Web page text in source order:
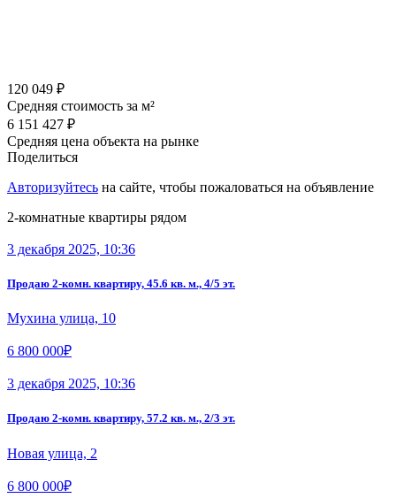
120 049 ₽
Средняя стоимость за м²
6 151 427 ₽
Средняя цена объекта на рынке
Поделиться
Авторизуйтесь на сайте, чтобы пожаловаться на объявление
2-комнатные квартиры рядом
3 декабря 2025, 10:36
Продаю 2-комн. квартиру, 45.6 кв. м., 4/5 эт.
Мухина улица, 10
6 800 000₽
3 декабря 2025, 10:36
Продаю 2-комн. квартиру, 57.2 кв. м., 2/3 эт.
Новая улица, 2
6 800 000₽